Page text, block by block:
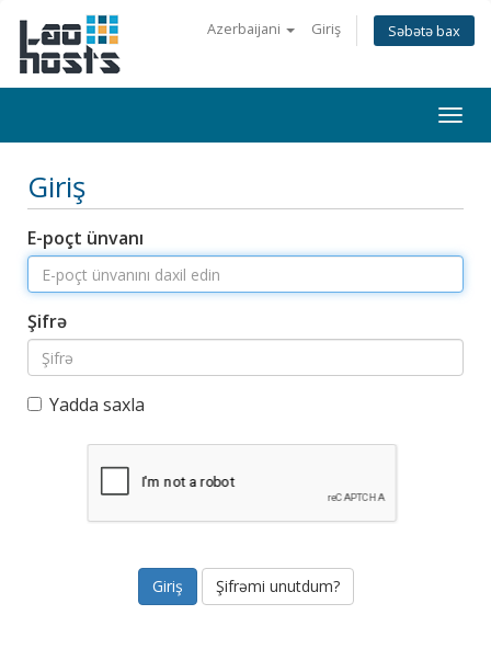
Azerbaijani Giriş Səbətə bax
Giriş
E-poçt ünvanı
Şifrə
Yadda saxla
Şifrəmi unutdum?